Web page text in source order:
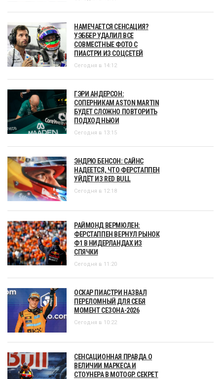
НАМЕЧАЕТСЯ СЕНСАЦИЯ?
УЭББЕР УДАЛИЛ ВСЕ
СОВМЕСТНЫЕ ФОТО С
ПИАСТРИ ИЗ СОЦСЕТЕЙ
Сегодня в 14:12
ГЭРИ АНДЕРСОН:
СОПЕРНИКАМ ASTON MARTIN
БУДЕТ СЛОЖНО ПОВТОРИТЬ
ПОДХОД НЬЮИ
Сегодня в 13:15
ЭНДРЮ БЕНСОН: САЙНС
НАДЕЕТСЯ, ЧТО ФЕРСТАППЕН
УЙДЁТ ИЗ RED BULL
Сегодня в 12:18
РАЙМОНД ВЕРМЮЛЕН:
ФЕРСТАППЕН ВЕРНУЛ РЫНОК
Ф1 В НИДЕРЛАНДАХ ИЗ
СПЯЧКИ
Сегодня в 11:20
ОСКАР ПИАСТРИ НАЗВАЛ
ПЕРЕЛОМНЫЙ ДЛЯ СЕБЯ
МОМЕНТ СЕЗОНА-2026
Сегодня в 10:22
СЕНСАЦИОННАЯ ПРАВДА О
ВЕЛИЧИИ МАРКЕСА И
СТОУНЕРА В MOTOGP. СЕКРЕТ